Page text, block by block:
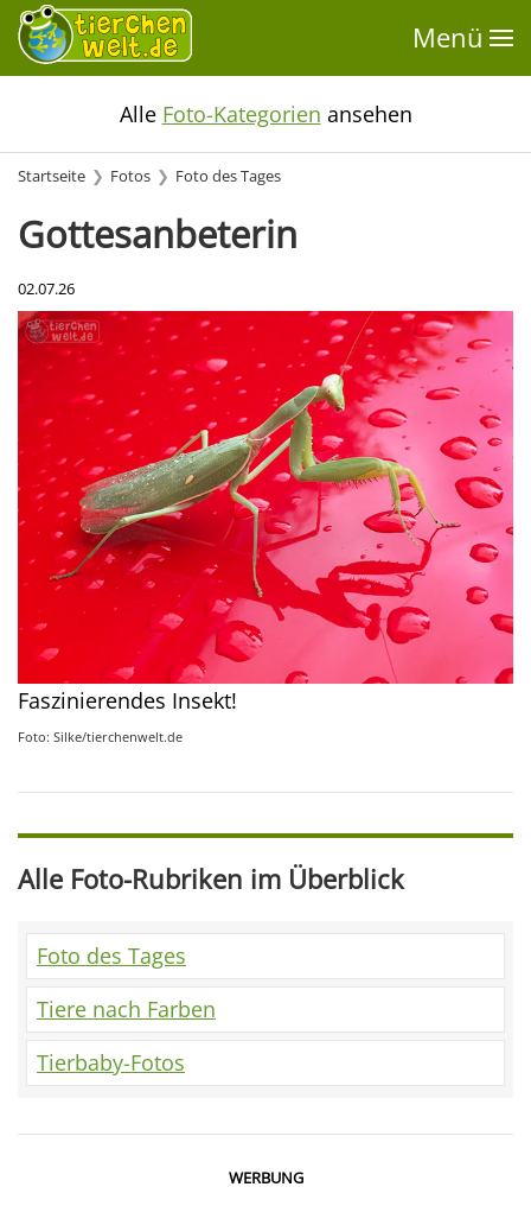
Menü
Alle Foto-Kategorien ansehen
Startseite Fotos Foto des Tages
Gottesanbeterin
02.07.26
Faszinierendes Insekt!
Foto: Silke/tierchenwelt.de
Alle Foto-Rubriken im Überblick
Foto des Tages
Tiere nach Farben
Tierbaby-Fotos
WERBUNG